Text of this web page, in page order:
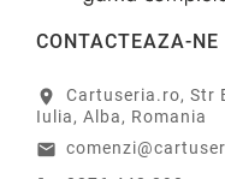
CONTACTEAZA-NE
location_on
Cartuseria.ro, Str
Iulia, Alba, Romania
email